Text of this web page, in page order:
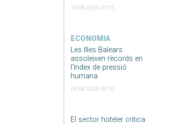
10/08/2026 07:25
ECONOMIA
Les Illes Balears
assoleixen rècords en
l’índex de pressió
humana
09/08/2026 09:10
El sector hoteler critica